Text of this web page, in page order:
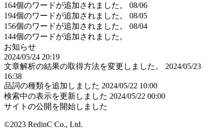
164個のワードが追加されました。
08/06
194個のワードが追加されました。
08/05
156個のワードが追加されました。
08/04
144個のワードが追加されました。
お知らせ
2024/05/24 20:19
文章解析の結果の取得方法を変更しました。
2024/05/23
16:38
品詞の種類を追加しました 2024/05/22 10:00
検索中の表示を更新しました 2024/05/22 00:00
サイトの公開を開始しました
©2023 RedinC Co., Ltd.